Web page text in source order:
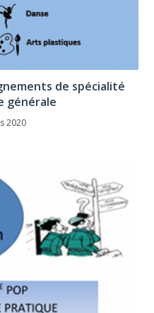
de spécialité
générale
2020